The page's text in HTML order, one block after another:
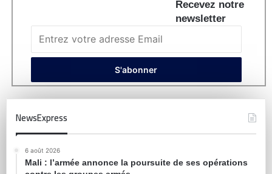
Recevez notre
newsletter
NewsExpress
6 août 2026
Mali : l’armée annonce la poursuite de ses opérations